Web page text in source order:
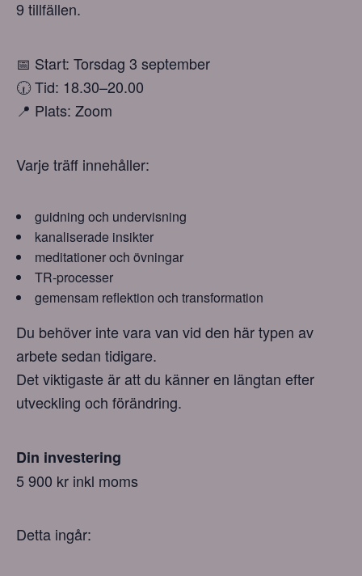
9 tillfällen.
📅 Start: Torsdag 3 september
🕡 Tid: 18.30–20.00
📍 Plats: Zoom
Varje träff innehåller:
guidning och undervisning
kanaliserade insikter
meditationer och övningar
TR-processer
gemensam reflektion och transformation
Du behöver inte vara van vid den här typen av
arbete sedan tidigare.
Det viktigaste är att du känner en längtan efter
utveckling och förändring.
Din investering
5 900 kr inkl moms
Detta ingår: